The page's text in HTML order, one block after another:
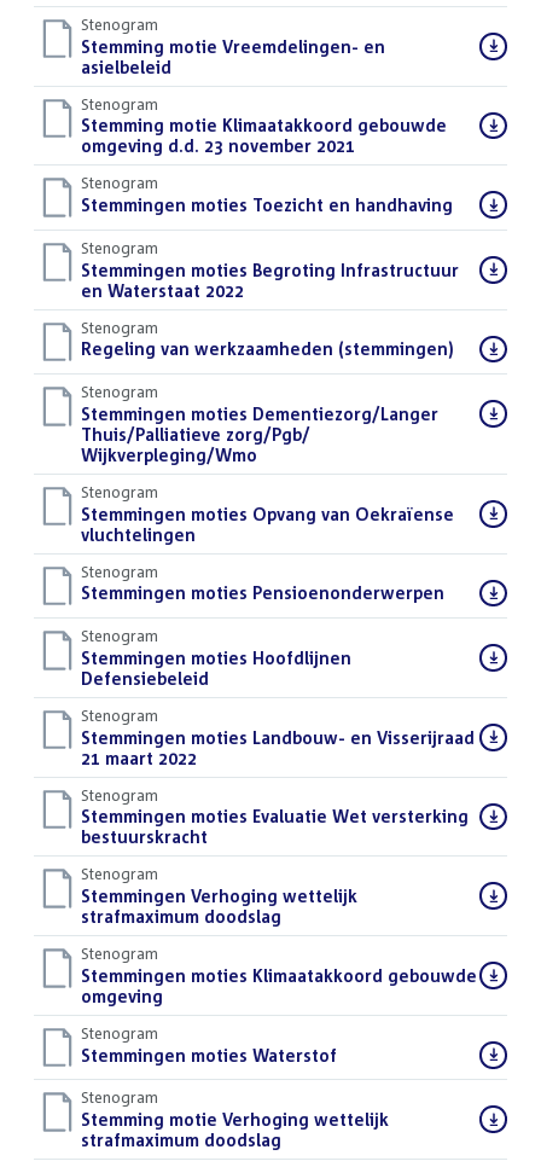
Stenogram
Download
bestand:
Stemming motie Vreemdelingen- en
asielbeleid
Stenogram
Download
bestand:
Stemming motie Klimaatakkoord gebouwde
omgeving d.d. 23 november 2021
Stenogram
Download
bestand:
Stemmingen moties Toezicht en handhaving
Stenogram
Download
bestand:
Stemmingen moties Begroting Infrastructuur
en Waterstaat 2022
Stenogram
Download
bestand:
Regeling van werkzaamheden (stemmingen)
Stenogram
Download
bestand:
Stemmingen moties Dementiezorg/Langer
Thuis/Palliatieve zorg/Pgb/
Wijkverpleging/Wmo
Stenogram
Download
bestand:
Stemmingen moties Opvang van Oekraïense
vluchtelingen
Stenogram
Download
bestand:
Stemmingen moties Pensioenonderwerpen
Stenogram
Download
bestand:
Stemmingen moties Hoofdlijnen
Defensiebeleid
Stenogram
Download
bestand:
Stemmingen moties Landbouw- en Visserijraad
21 maart 2022
Stenogram
Download
bestand:
Stemmingen moties Evaluatie Wet versterking
bestuurskracht
Stenogram
Download
bestand:
Stemmingen Verhoging wettelijk
strafmaximum doodslag
Stenogram
Download
bestand:
Stemmingen moties Klimaatakkoord gebouwde
omgeving
Stenogram
Download
bestand:
Stemmingen moties Waterstof
Stenogram
Download
bestand:
Stemming motie Verhoging wettelijk
strafmaximum doodslag